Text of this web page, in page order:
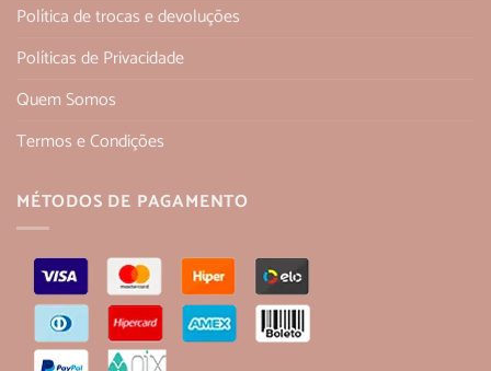
Política de trocas e devoluções
Políticas de Privacidade
Quem Somos
Termos e Condições
MÉTODOS DE PAGAMENTO